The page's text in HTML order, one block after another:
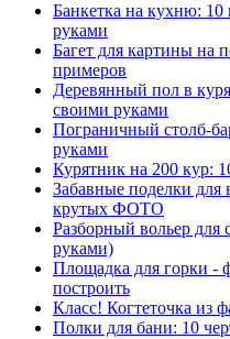
Банкетка на кухню: 10
руками
Багет для картины на
примеров
Деревянный пол в
своими руками
Пограничный столб-
руками
Курятник на 200 кур:
Забавные поделки
крутых ФОТО
Разборный вольер для
руками)
Площадка для горки -
построить
Класс! Когтеточка из
Полки для бани: 10